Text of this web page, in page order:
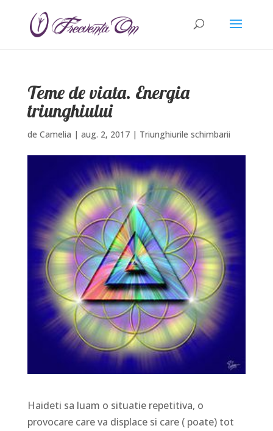
Teme de viata. Energia
triunghiului
de Camelia | aug. 2, 2017| Triunghiurile schimbarii
Haideti sa luam o situatie repetitiva, o
provocare care va displace si care ( poate) tot